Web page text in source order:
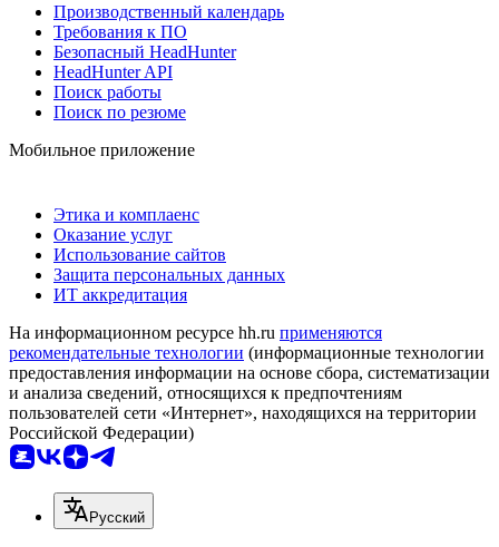
Производственный календарь
Требования к ПО
Безопасный HeadHunter
HeadHunter API
Поиск работы
Поиск по резюме
Мобильное приложение
Этика и комплаенс
Оказание услуг
Использование сайтов
Защита персональных данных
ИТ аккредитация
На информационном ресурсе hh.ru применяются
рекомендательные технологии (информационные технологии
предоставления информации на основе сбора, систематизации
и анализа сведений, относящихся к предпочтениям
пользователей сети «Интернет», находящихся на территории
Российской Федерации)
Русский